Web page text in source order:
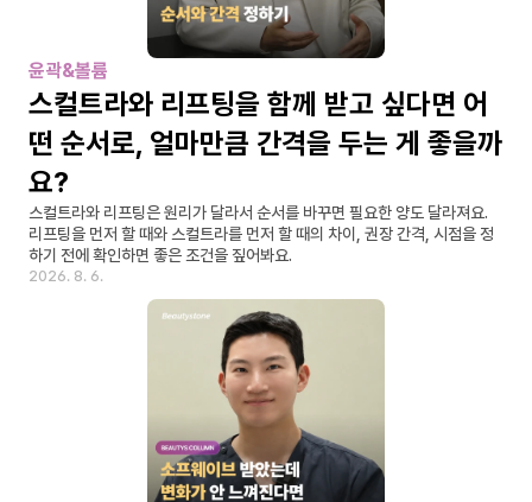
윤곽&볼륨
스컬트라와 리프팅을 함께 받고 싶다면 어
떤 순서로, 얼마만큼 간격을 두는 게 좋을까
요?
스컬트라와 리프팅은 원리가 달라서 순서를 바꾸면 필요한 양도 달라져요.
리프팅을 먼저 할 때와 스컬트라를 먼저 할 때의 차이, 권장 간격, 시점을 정
하기 전에 확인하면 좋은 조건을 짚어봐요.
2026. 8. 6.